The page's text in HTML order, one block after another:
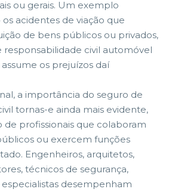
ou gerais. Um exemplo
acidentes de viação que
de bens públicos ou privados,
responsabilidade civil automóvel
os prejuízos daí
a importância do seguro de
tornas-e ainda mais evidente,
de profissionais que colaboram
ou exercem funções
Engenheiros, arquitetos,
técnicos de segurança,
desempenham